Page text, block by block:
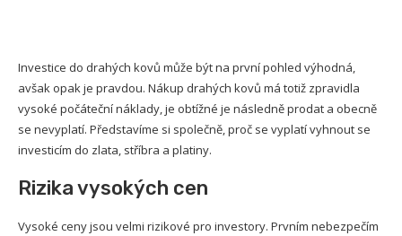
Investice do drahých kovů může být na první pohled výhodná,
avšak opak je pravdou. Nákup drahých kovů má totiž zpravidla
vysoké počáteční náklady, je obtížné je následně prodat a obecně
se nevyplatí. Představíme si společně, proč se vyplatí vyhnout se
investicím do zlata, stříbra a platiny.
Rizika vysokých cen
Vysoké ceny jsou velmi rizikové pro investory. Prvním nebezpečím